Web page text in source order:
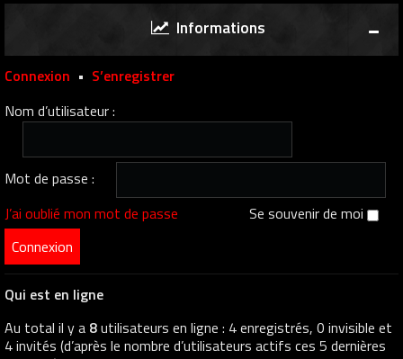
Informations
Connexion • S’enregistrer
Nom d’utilisateur :
Mot de passe :
J’ai oublié mon mot de passe
Se souvenir de moi
Qui est en ligne
Au total il y a 8utilisateurs en ligne : 4 enregistrés, 0 invisible et
4 invités (d’après le nombre d’utilisateurs actifs ces 5 dernières